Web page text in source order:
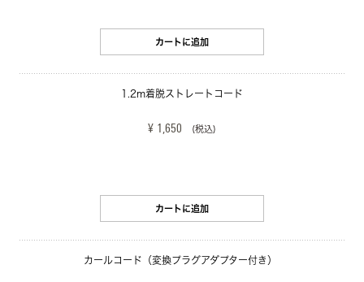
カートに追加
1.2m着脱ストレートコード
¥ 1,650 (税込)
カートに追加
カールコード（変換プラグアダプター付き）